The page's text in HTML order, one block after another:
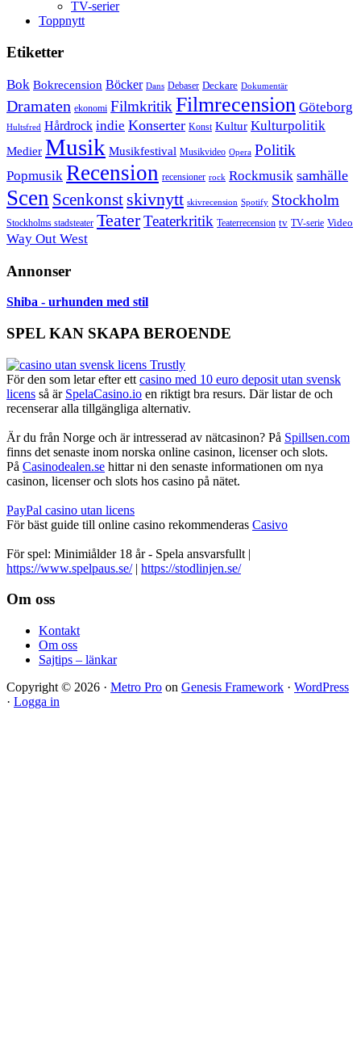
TV-serier
Toppnytt
Etiketter
Bok Bokrecension Böcker Dans Debaser Deckare Dokumentär
Dramaten ekonomi Filmkritik Filmrecension Göteborg
Hultsfred Hårdrock indie Konserter Konst Kultur Kulturpolitik
Medier Musik Musikfestival Musikvideo Opera Politik
Popmusik Recension recensioner rock Rockmusik samhälle
Scen Scenkonst skivnytt skivrecension Spotify Stockholm
Stockholms stadsteater TeaterTeaterkritik Teaterrecension tv TV-serie Video
Way Out West
Annonser
Shiba - urhunden med stil
SPEL KAN SKAPA BEROENDE
För den som letar efter ett casino med 10 euro deposit utan svensk
licens så är SpelaCasino.io en riktigt bra resurs. Där listar de och
recenserar alla tillgängliga alternativ.
Är du från Norge och är intresserad av nätcasinon? På Spillsen.com
finns det senaste inom norska online casinon, licenser och slots.
På Casinodealen.se hittar ni den senaste informationen om nya
casinon, licenser och slots hos casino på nätet.
PayPal casino utan licens
För bäst guide till online casino rekommenderas Casivo
För spel: Minimiålder 18 år - Spela ansvarsfullt |
https://www.spelpaus.se/| https://stodlinjen.se/
Footer
Om oss
Kontakt
Om oss
Sajtips – länkar
Copyright © 2026 · Metro Pro on Genesis Framework · WordPress
· Logga in